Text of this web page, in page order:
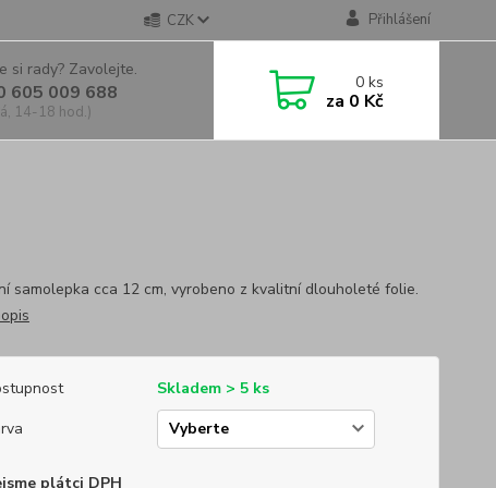
CZK Přihlášení
si rady? Zavolejte.
605 009 688
14-18 hod.)
0ks
za 0 Kč
samolepka cca 12 cm, vyrobeno z kvalitní dlouholeté folie.
Skladem > 5 ks
plátci DPH